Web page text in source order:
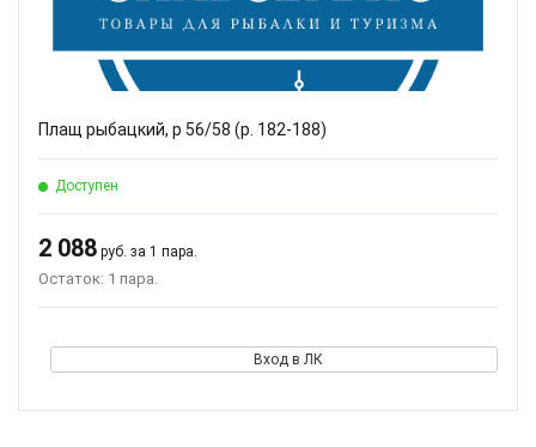
Плащ рыбацкий, р 56/58 (р. 182-188)
Доступен
2 088 руб. за 1 пара.
Остаток: 1 пара.
Вход в ЛК